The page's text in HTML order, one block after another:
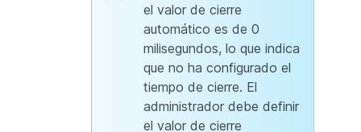
el valor de cierre
automático es de 0
milisegundos, lo que indica
que no ha configurado el
tiempo de cierre. El
administrador debe definir
el valor de cierre